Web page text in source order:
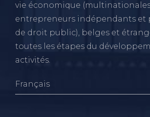
vie économique (multinationales,
entrepreneurs indépendants et
de droit public), belges et
toutes les étapes du
activités.